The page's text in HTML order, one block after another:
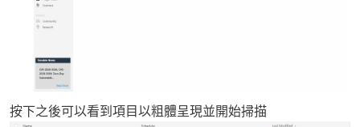
按下之後可以看到項目以粗體呈現並開始掃描